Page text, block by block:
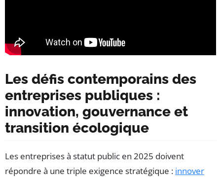
Les défis contemporains des
entreprises publiques :
innovation, gouvernance et
transition écologique
Les entreprises à statut public en 2025 doivent
répondre à une triple exigence stratégique : innover